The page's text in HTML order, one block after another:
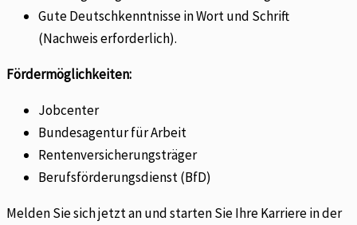
Gute Deutschkenntnisse in Wort und Schrift
(Nachweis erforderlich).
Fördermöglichkeiten:
Jobcenter
Bundesagentur für Arbeit
Rentenversicherungsträger
Berufsförderungsdienst (BfD)
Melden Sie sich jetzt an und starten Sie Ihre Karriere in der